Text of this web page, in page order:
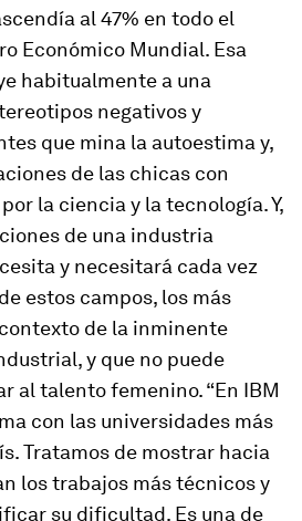
al 47% en todo el
Económico Mundial. Esa
habitualmente a una
negativos y
que mina la autoestima y,
de las chicas con
la ciencia y la tecnología. Y,
de una industria
y necesitará cada vez
estos campos, los más
de la inminente
y que no puede
al talento femenino. “En IBM
con las universidades más
Tratamos de mostrar hacia
los trabajos más técnicos y
su dificultad. Es una de